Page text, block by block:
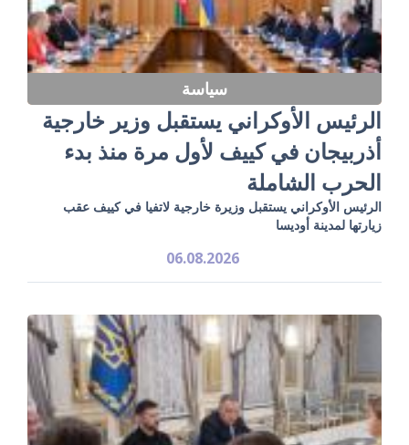
سياسة
الرئيس الأوكراني يستقبل وزير خارجية
أذربيجان في كييف لأول مرة منذ بدء
الحرب الشاملة
الرئيس الأوكراني يستقبل وزيرة خارجية لاتفيا في كييف عقب
زيارتها لمدينة أوديسا
06.08.2026